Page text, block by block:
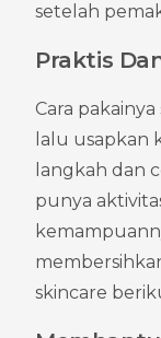
setelah
Praktis
Cara
lalu usapkan
langkah dan
punya
skincare